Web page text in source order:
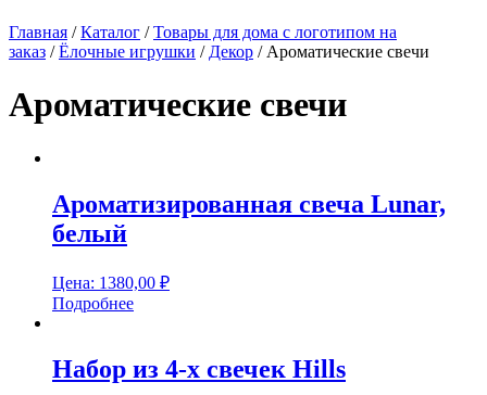
Главная /Каталог /Товары для дома с логотипом на
заказ /Ёлочные игрушки / Декор / Ароматические свечи
Ароматические свечи
Ароматизированная свеча Lunar,
белый
Цена: 1380,00 ₽
Подробнее
Набор из 4-х свечек Hills